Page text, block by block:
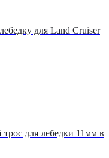
для Land Cruiser
для лебедки 11мм в